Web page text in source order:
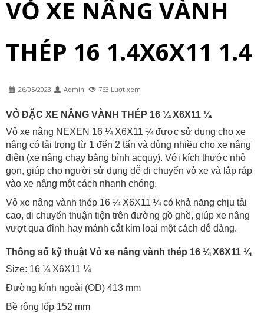
VỎ XE NÂNG VÀNH
THÉP 16 1.4X6X11 1.4
26/05/2023 Admin 763 Lượt xem
VỎ ĐẶC XE NÂNG VÀNH THÉP 16 ¼ X6X11 ¼
Vỏ xe nâng NEXEN 16 ¼ X6X11 ¼ được sử dụng cho xe
nâng có tải trọng từ 1 đến 2 tấn và dùng nhiều cho xe nâng
điện (xe nâng chạy bằng bình acquy). Với kích thước nhỏ
gọn, giúp cho người sử dụng dễ di chuyển vỏ xe và lắp ráp
vào xe nâng một cách nhanh chóng.
Vỏ xe nâng vành thép 16 ¼ X6X11 ¼ có khả năng chịu tải
cao, di chuyển thuận tiện trên đường gồ ghề, giúp xe nâng
vượt qua đinh hay mảnh cắt kim loại một cách dễ dàng.
Thông số kỹ thuật Vỏ xe nâng vành thép 16 ¼ X6X11 ¼
Size: 16 ¼ X6X11 ¼
Đường kính ngoài (OD) 413 mm
Bề rộng lốp 152 mm